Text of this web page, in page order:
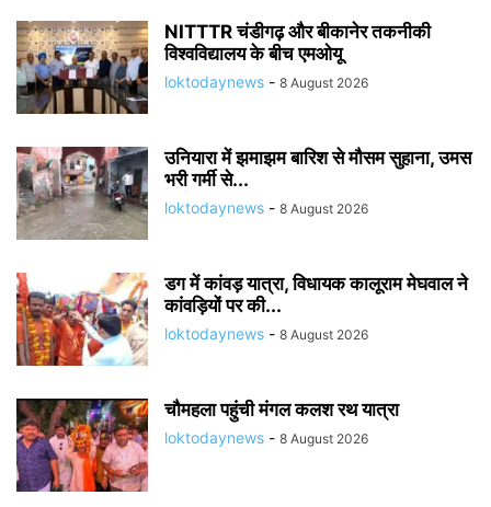
NITTTR चंडीगढ़ और बीकानेर तकनीकी
विश्वविद्यालय के बीच एमओयू
loktodaynews - 8 August 2026
उनियारा में झमाझम बारिश से मौसम सुहाना, उमस
भरी गर्मी से...
loktodaynews - 8 August 2026
डग में कांवड़ यात्रा, विधायक कालूराम मेघवाल ने
कांवड़ियों पर की...
loktodaynews - 8 August 2026
चौमहला पहुंची मंगल कलश रथ यात्रा
loktodaynews - 8 August 2026